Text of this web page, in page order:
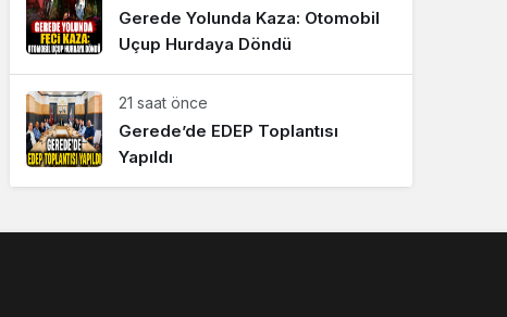
Gerede Yolunda Kaza: Otomobil
Uçup Hurdaya Döndü
21 saat önce
Gerede’de EDEP Toplantısı
Yapıldı